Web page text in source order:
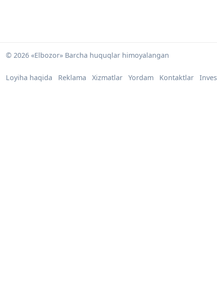
© 2026 «Elbozor» Barcha huquqlar himoyalangan
Loyiha haqida Reklama Xizmatlar Yordam Kontaktlar